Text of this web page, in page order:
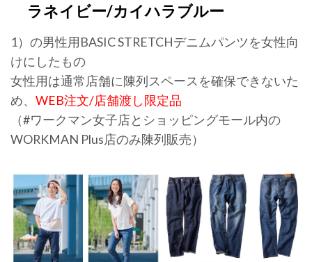
ラネイビー/カイハラブルー
1）の男性用BASIC STRETCHデニムパンツを女性向
けにしたもの
女性用は通常店舗に陳列スペースを確保できないた
め、 WEB注文/店舗渡し限定品
（#ワークマン女子店とショッピングモール内の
WORKMAN Plus店のみ陳列販売）